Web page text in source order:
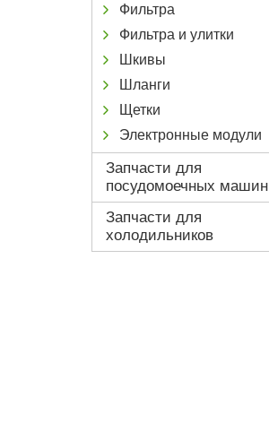
Фильтра
Фильтра и улитки
Шкивы
Шланги
Щетки
Электронные модули
Запчасти для
посудомоечных машин
Запчасти для
холодильников